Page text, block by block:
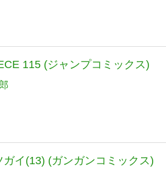
115 (ジャンプコミックス)
ガイ(13) (ガンガンコミックス)